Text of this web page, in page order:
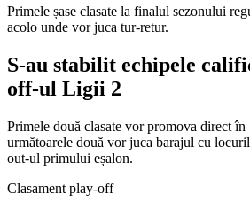
Primele șase clasate la finalul sezonului
acolo unde vor juca tur-retur.
S-au stabilit echipele
off-ul Ligii 2
Primele două clasate vor promova direct în
următoarele două vor juca barajul cu
out-ul primului eșalon.
Clasament play-off